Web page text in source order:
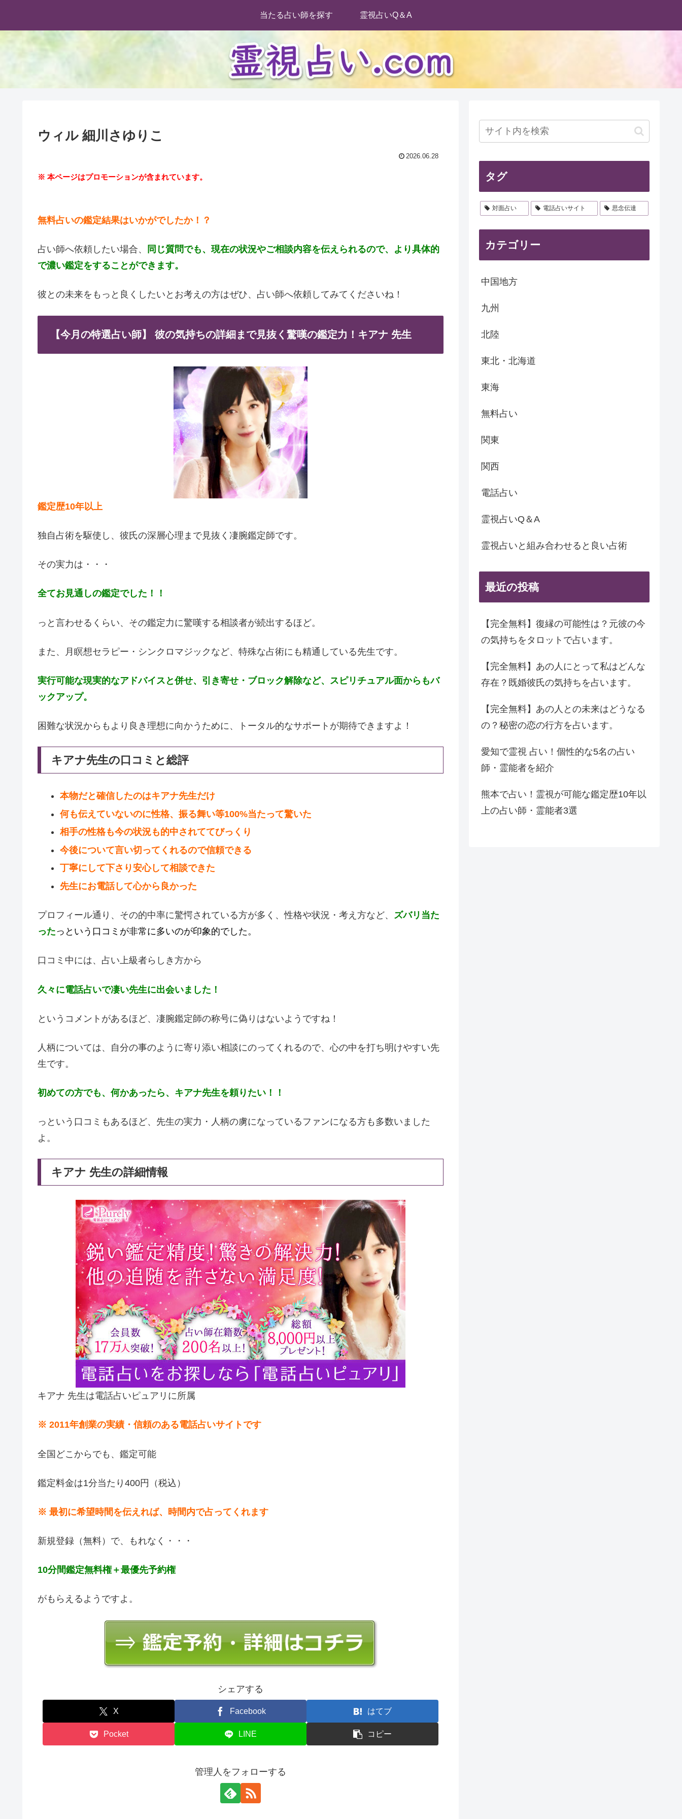
当たる占い師を探す 霊視占いQ＆A
ウィル 細川さゆりこ
2026.06.28
※ 本ページはプロモーションが含まれています。
無料占いの鑑定結果はいかがでしたか！？
占い師へ依頼したい場合、
同じ質問でも、現在の状況やご相談内容を伝えられるので、より具体的
で濃い鑑定をすることができます。
彼との未来をもっと良くしたいとお考えの方はぜひ、占い師へ依頼してみてくださいね！
【今月の特選占い師】 彼の気持ちの詳細まで見抜く驚嘆の鑑定力！キアナ 先生
鑑定歴10年以上
独自占術を駆使し、彼氏の深層心理まで見抜く凄腕鑑定師です。
その実力は・・・
全てお見通しの鑑定でした！！
っと言わせるくらい、その鑑定力に驚嘆する相談者が続出するほど。
また、月瞑想セラピー・シンクロマジックなど、特殊な占術にも精通している先生です。
実行可能な現実的なアドバイスと併せ、引き寄せ・ブロック解除など、スピリチュアル面からもバ
ックアップ。
困難な状況からもより良き理想に向かうために、トータル的なサポートが期待できますよ！
キアナ先生の口コミと総評
本物だと確信したのはキアナ先生だけ
何も伝えていないのに性格、振る舞い等100%当たって驚いた
相手の性格も今の状況も的中されててびっくり
今後について言い切ってくれるので信頼できる
丁寧にして下さり安心して相談できた
先生にお電話して心から良かった
プロフィール通り、その的中率に驚愕されている方が多く、性格や状況・考え方など、 ズバリ当た
ったっという口コミが非常に多いのが印象的でした。
口コミ中には、占い上級者らしき方から
久々に電話占いで凄い先生に出会いました！
というコメントがあるほど、凄腕鑑定師の称号に偽りはないようですね！
人柄については、自分の事のように寄り添い相談にのってくれるので、心の中を打ち明けやすい先
生です。
初めての方でも、何かあったら、キアナ先生を頼りたい！！
っという口コミもあるほど、先生の実力・人柄の虜になっているファンになる方も多数いました
よ。
キアナ 先生の詳細情報
キアナ 先生は電話占いピュアリに所属
※ 2011年創業の実績・信頼のある電話占いサイトです
全国どこからでも、鑑定可能
鑑定料金は1分当たり400円（税込）
※ 最初に希望時間を伝えれば、時間内で占ってくれます
新規登録（無料）で、もれなく・・・
10分間鑑定無料権＋最優先予約権
がもらえるようですよ。
シェアする
X Facebook はてブ
Pocket LINE コピー
管理人をフォローする
タグ
対面占い 電話占いサイト 思念伝達
カテゴリー
中国地方
九州
北陸
東北・北海道
東海
無料占い
関東
関西
電話占い
霊視占いQ＆A
霊視占いと組み合わせると良い占術
最近の投稿
【完全無料】復縁の可能性は？元彼の今
の気持ちをタロットで占います。
【完全無料】あの人にとって私はどんな
存在？既婚彼氏の気持ちを占います。
【完全無料】あの人との未来はどうなる
の？秘密の恋の行方を占います。
愛知で霊視 占い！個性的な5名の占い
師・霊能者を紹介
熊本で占い！霊視が可能な鑑定歴10年以
上の占い師・霊能者3選